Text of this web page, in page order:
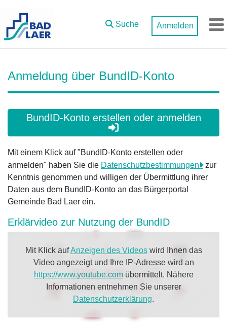
Suche Anmelden
Anmeldung über BundID-Konto
BundID-Konto erstellen oder anmelden
Mit einem Klick auf "BundID-Konto erstellen oder
anmelden" haben Sie die Datenschutzbestimmungen
zur
Kenntnis genommen und willigen der Übermittlung ihrer
Daten aus dem BundID-Konto an das Bürgerportal
Gemeinde Bad Laer ein.
Erklärvideo zur Nutzung der BundID
Mit Klick aufAnzeigen des Videoswird Ihnen das
Video angezeigt und Ihre IP-Adresse wird an
https://www.youtube.comübermittelt. Nähere
Informationen entnehmen Sie unserer
Datenschutzerklärung.